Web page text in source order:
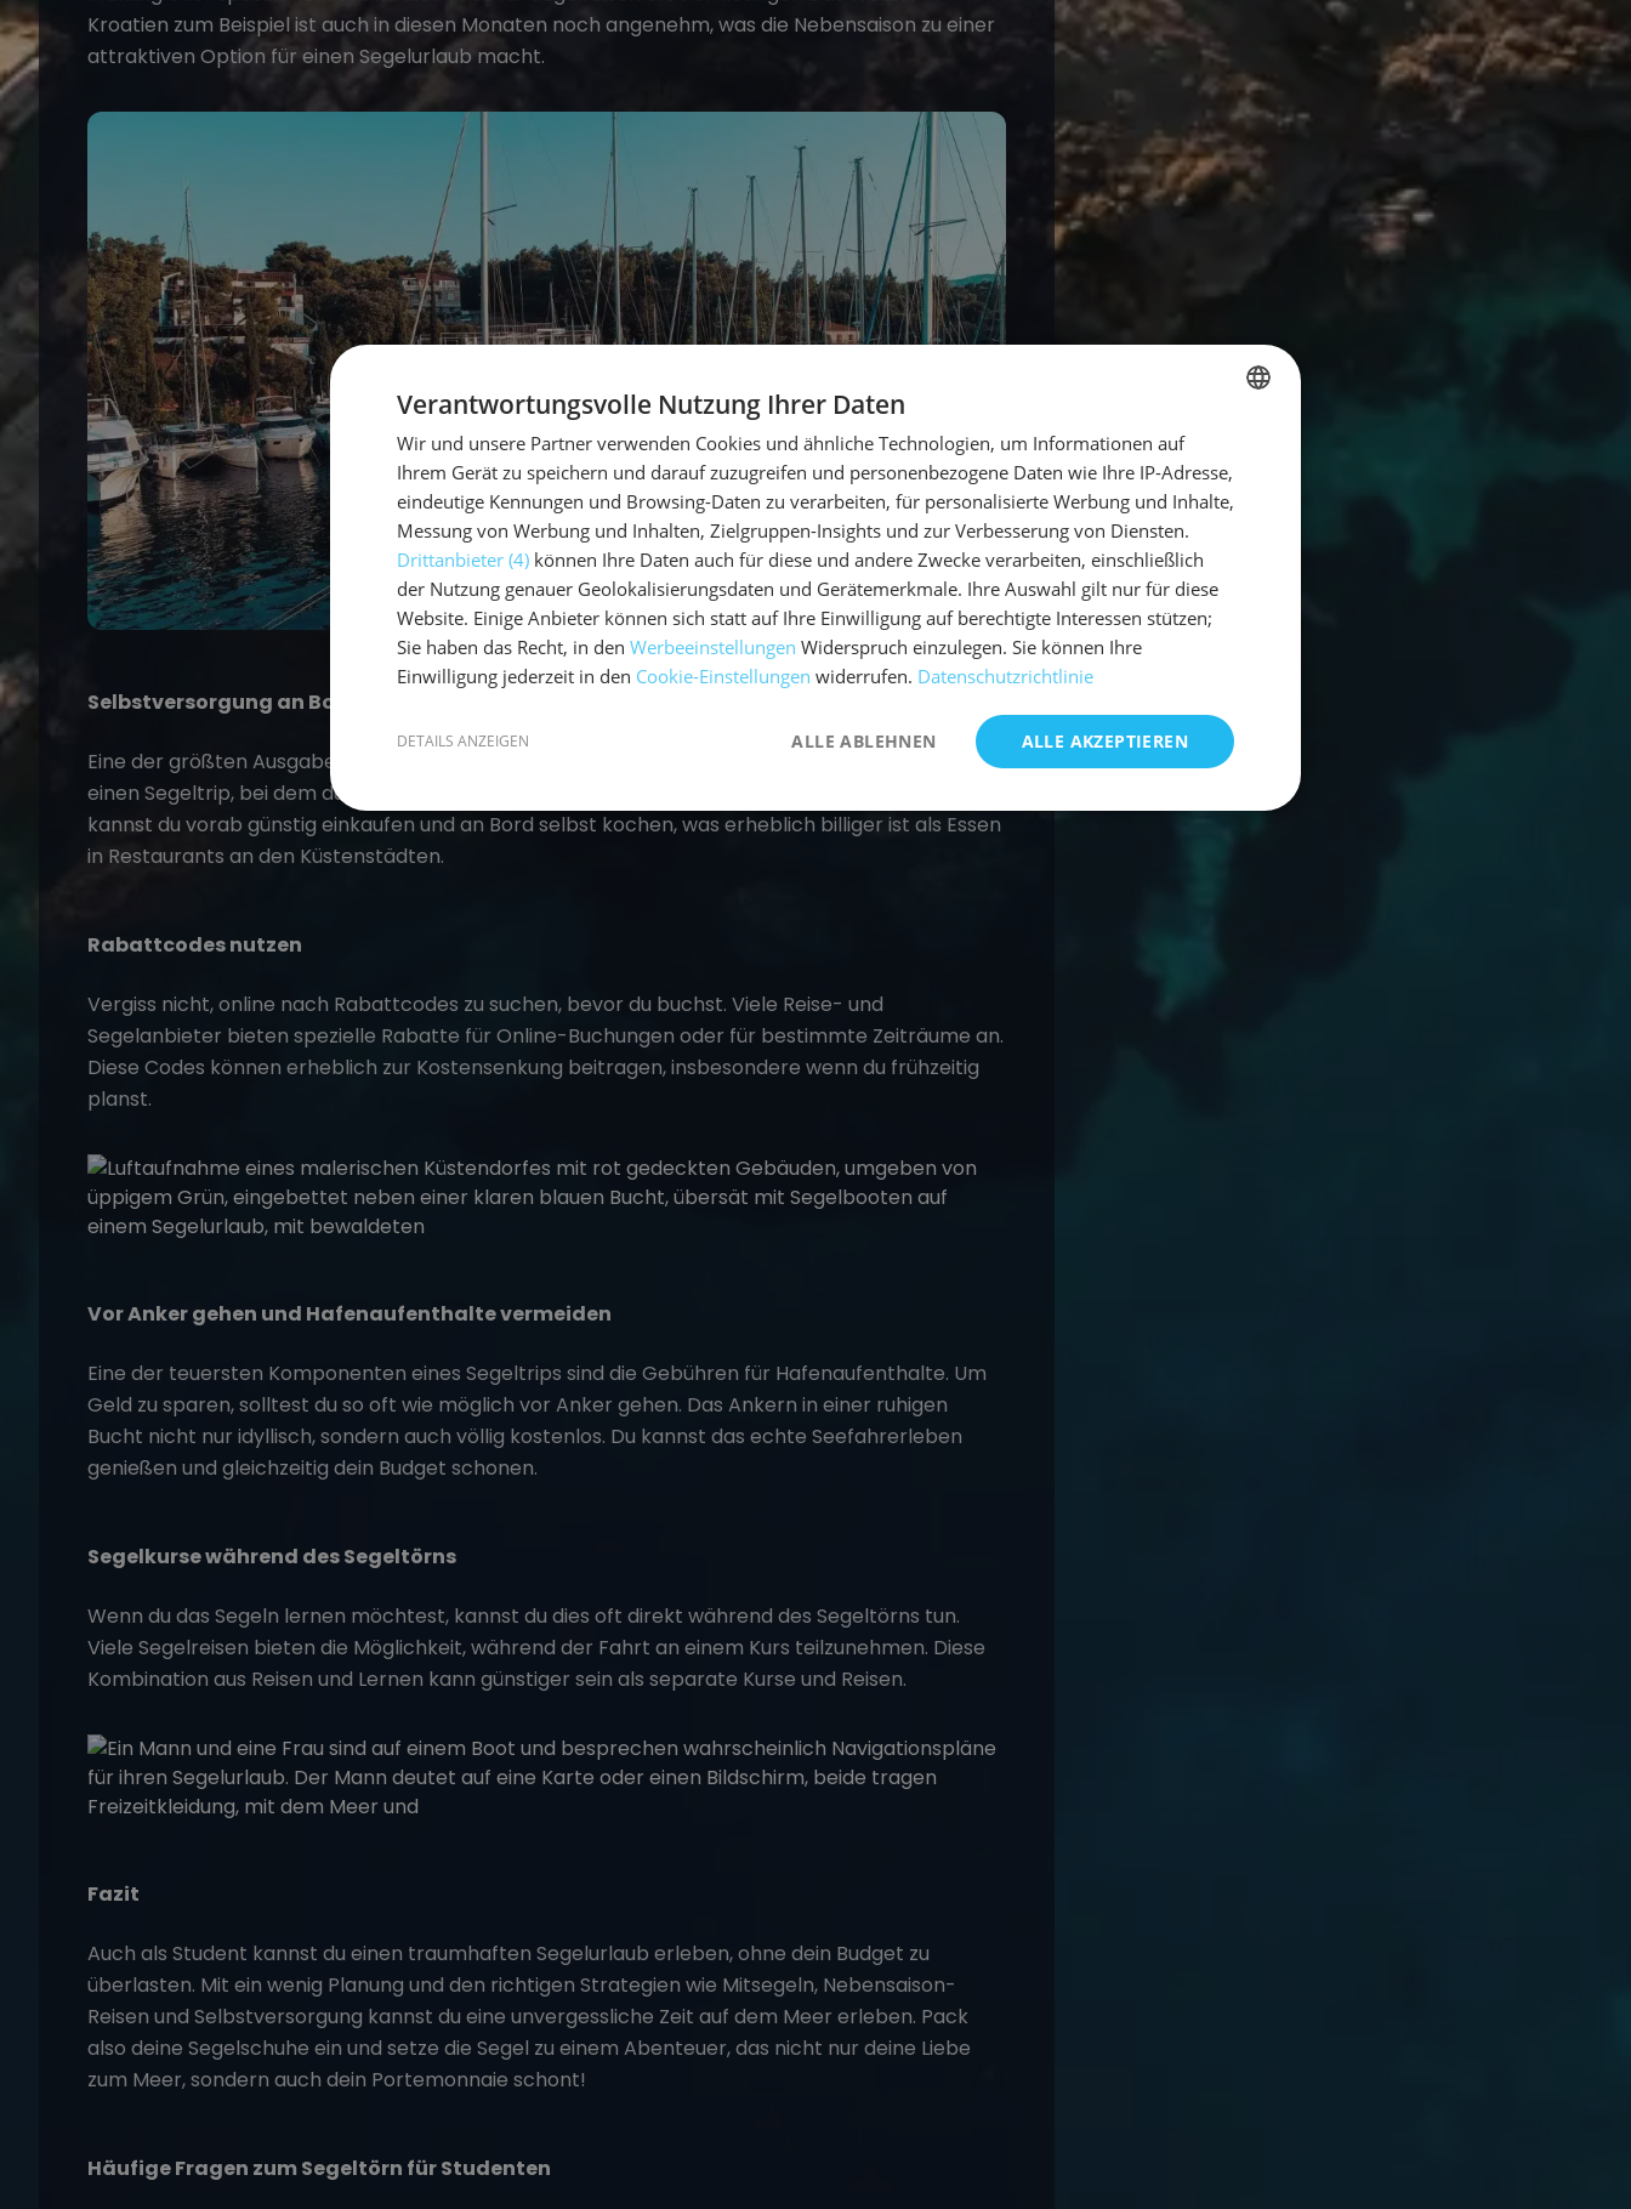
Kroatien zum Beispiel ist auch in diesen Monaten noch angenehm, was die Nebensaison zu einer
attraktiven Option für einen Segelurlaub macht.
Selbstversorgung an Bord
Eine der größten Ausgaben auf einem Segeltörn ist oft das Essen und Trinken. Wähle daher
einen Segeltrip, bei dem du deine eigenen Lebensmittel mitbringen kannst. Auf diese Weise
kannst du vorab günstig einkaufen und an Bord selbst kochen, was erheblich billiger ist als Essen
in Restaurants an den Küstenstädten.
Rabattcodes nutzen
Vergiss nicht, online nach Rabattcodes zu suchen, bevor du buchst. Viele Reise- und
Segelanbieter bieten spezielle Rabatte für Online-Buchungen oder für bestimmte Zeiträume an.
Diese Codes können erheblich zur Kostensenkung beitragen, insbesondere wenn du frühzeitig
planst.
Vor Anker gehen und Hafenaufenthalte vermeiden
Eine der teuersten Komponenten eines Segeltrips sind die Gebühren für Hafenaufenthalte. Um
Geld zu sparen, solltest du so oft wie möglich vor Anker gehen. Das Ankern in einer ruhigen
Bucht nicht nur idyllisch, sondern auch völlig kostenlos. Du kannst das echte Seefahrerleben
genießen und gleichzeitig dein Budget schonen.
Segelkurse während des Segeltörns
Wenn du das Segeln lernen möchtest, kannst du dies oft direkt während des Segeltörns tun.
Viele Segelreisen bieten die Möglichkeit, während der Fahrt an einem Kurs teilzunehmen. Diese
Kombination aus Reisen und Lernen kann günstiger sein als separate Kurse und Reisen.
Fazit
Auch als Student kannst du einen traumhaften Segelurlaub erleben, ohne dein Budget zu
überlasten. Mit ein wenig Planung und den richtigen Strategien wie Mitsegeln, Nebensaison-
Reisen und Selbstversorgung kannst du eine unvergessliche Zeit auf dem Meer erleben. Pack
also deine Segelschuhe ein und setze die Segel zu einem Abenteuer, das nicht nur deine Liebe
zum Meer, sondern auch dein Portemonnaie schont!
Häufige Fragen zum Segeltörn für Studenten
GERMAN
Verantwortungsvolle Nutzung Ihrer Daten
Wir und unsere Partner verwenden Cookies und ähnliche Technologien, um Informationen auf
Ihrem Gerät zu speichern und darauf zuzugreifen und personenbezogene Daten wie Ihre IP-Adresse,
eindeutige Kennungen und Browsing-Daten zu verarbeiten, für personalisierte Werbung und Inhalte,
Messung von Werbung und Inhalten, Zielgruppen-Insights und zur Verbesserung von Diensten.
Drittanbieter (4) können Ihre Daten auch für diese und andere Zwecke verarbeiten, einschließlich
der Nutzung genauer Geolokalisierungsdaten und Gerätemerkmale. Ihre Auswahl gilt nur für diese
Website. Einige Anbieter können sich statt auf Ihre Einwilligung auf berechtigte Interessen stützen;
Sie haben das Recht, in den Werbeeinstellungen Widerspruch einzulegen. Sie können Ihre
Einwilligung jederzeit in den Cookie-Einstellungen widerrufen. Datenschutzrichtlinie
ALLE AKZEPTIEREN
ALLE ABLEHNEN
DETAILS ANZEIGEN